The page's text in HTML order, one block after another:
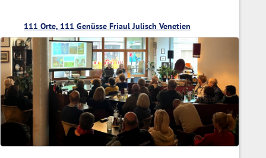
111 Orte, 111 Genüsse Friaul Julisch Venetien